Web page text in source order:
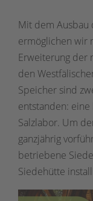
Mit dem Ausbau
ermöglichen wir
Erweiterung der
den
Speicher sind
entstanden:
Salzlabor. Um
ganzjährig
betriebene
Siedehütte